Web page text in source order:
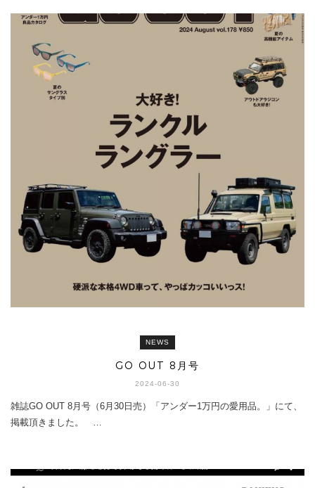
NEWS
GO OUT 8月号
2024-06-30
雑誌GO OUT 8月号（6月30日売）「アンダー1万円の愛用品。」にて、
掲載頂きました。 …